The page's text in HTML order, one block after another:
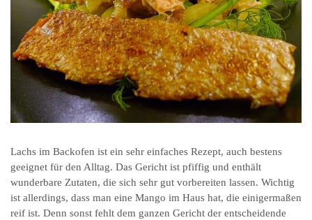
Lachs im Backofen ist ein sehr einfaches Rezept, auch bestens
geeignet für den Alltag. Das Gericht ist pfiffig und enthält
wunderbare Zutaten, die sich sehr gut vorbereiten lassen. Wichtig
ist allerdings, dass man eine Mango im Haus hat, die einigermaßen
reif ist. Denn sonst fehlt dem ganzen Gericht der entscheidende